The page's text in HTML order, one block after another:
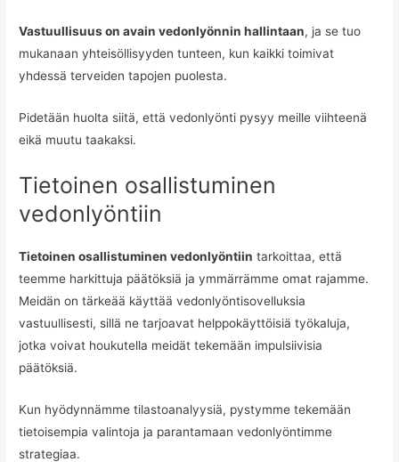
Vastuullisuus on avain vedonlyönnin hallintaan, ja se tuo
mukanaan yhteisöllisyyden tunteen, kun kaikki toimivat
yhdessä terveiden tapojen puolesta.
Pidetään huolta siitä, että vedonlyönti pysyy meille viihteenä
eikä muutu taakaksi.
Tietoinen osallistuminen
vedonlyöntiin
Tietoinen osallistuminen vedonlyöntiin tarkoittaa, että
teemme harkittuja päätöksiä ja ymmärrämme omat rajamme.
Meidän on tärkeää käyttää vedonlyöntisovelluksia
vastuullisesti, sillä ne tarjoavat helppokäyttöisiä työkaluja,
jotka voivat houkutella meidät tekemään impulsiivisia
päätöksiä.
Kun hyödynnämme tilastoanalyysiä, pystymme tekemään
tietoisempia valintoja ja parantamaan vedonlyöntimme
strategiaa.